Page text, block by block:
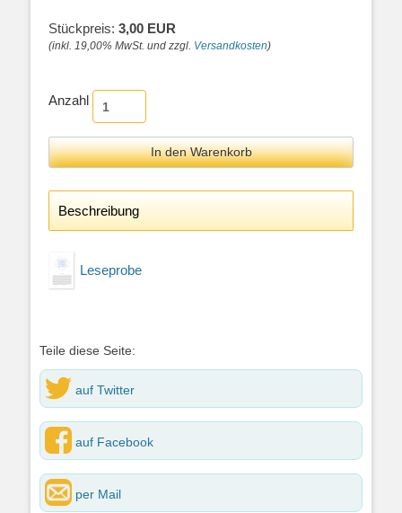
Stückpreis: 3,00 EUR
(inkl. 19,00% MwSt. und zzgl. Versandkosten)
Anzahl
Beschreibung
Leseprobe
Teile diese Seite:
auf Twitter
auf Facebook
per Mail